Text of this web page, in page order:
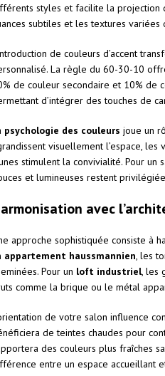
styles et facilite la projection
subtiles et les textures
de couleurs d’accent
La règle du 60-30-10
de couleur secondaire et 10% de
d’intégrer des touches de
psychologie des couleurs joue un
visuellement l’espace,
stimulent la convivialité. Pour
et lumineuses restent
avec
approche sophistiquée consiste à
appartement haussmannien, les
Pour un loft industriel, les
comme la brique ou le métal
de votre salon influence
de teintes chaudes pour
des couleurs plus fraîches
entre un espace accueillant